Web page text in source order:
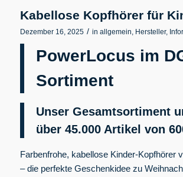
Kabellose Kopfhörer für
Dezember 16, 2025 / in allgemein, Hersteller,
PowerLocus im
Sortiment
Unser Gesamtsortiment
über 45.000 Artikel von
Farbenfrohe, kabellose Kinder-Kopfhörer
– die perfekte Geschenkidee zu